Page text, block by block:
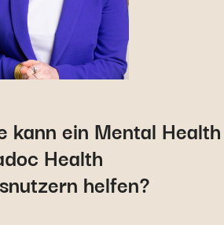
kann ein Mental Health
Health
helfen?